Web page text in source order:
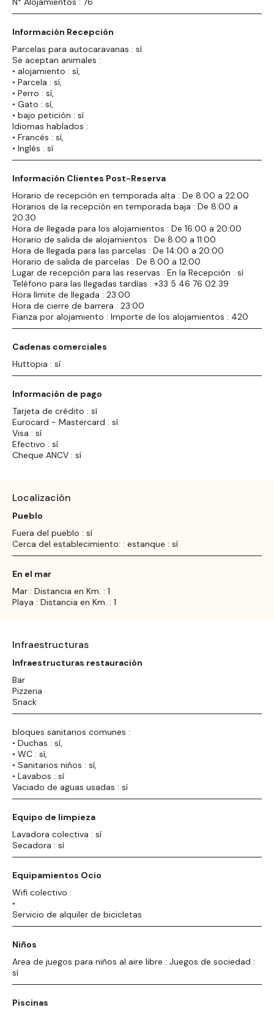
Información Recepción
Parcelas para autocaravanas : sí
Se aceptan animales :
• alojamiento : sí,
• Parcela : sí,
• Perro : sí,
• Gato : sí,
• bajo petición : sí
Idiomas hablados :
• Francés : sí,
• Inglés : sí
Información Clientes Post-Reserva
Horario de recepción en temporada alta : De 8:00 a 22:00
Horarios de la recepción en temporada baja : De 8:00 a
20:30
Hora de llegada para los alojamientos : De 16:00 a 20:00
Horario de salida de alojamientos : De 8:00 a 11:00
Hora de llegada para las parcelas : De 14:00 a 20:00
Horario de salida de parcelas : De 8:00 a 12:00
Lugar de recepción para las reservas : En la Recepción : sí
Teléfono para las llegadas tardías : +33 5 46 76 02 39
Hora límite de llegada : 23:00
Hora de cierre de barrera : 23:00
Fianza por alojamiento : Importe de los alojamientos : 420
Cadenas comerciales
Huttopia : sí
Información de pago
Tarjeta de crédito : sí
Eurocard - Mastercard : sí
Visa : sí
Efectivo : sí
Cheque ANCV : sí
Localización
Pueblo
Fuera del pueblo : sí
Cerca del establecimiento: : estanque : sí
En el mar
Mar : Distancia en Km. : 1
Playa : Distancia en Km. : 1
Infraestructuras
Infraestructuras restauración
Bar
Pizzeria
Snack
bloques sanitarios comunes :
• Duchas : sí,
• WC : sí,
• Sanitarios niños : sí,
• Lavabos : sí
Vaciado de aguas usadas : sí
Equipo de limpieza
Lavadora colectiva : sí
Secadora : sí
Equipamientos Ocio
Wifi colectivo :
•
Servicio de alquiler de bicicletas
Niños
Area de juegos para niños al aire libre : Juegos de sociedad :
sí
Piscinas